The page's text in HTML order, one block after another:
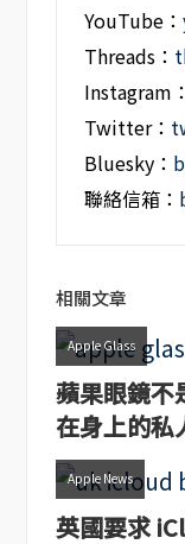
YouTube：
Threads：
Instagram：
Twitter：
Bluesky：
聯絡信箱：
相關文章
Apple Glass
蘋果眼鏡不
在身上的私
Apple News
英國要求